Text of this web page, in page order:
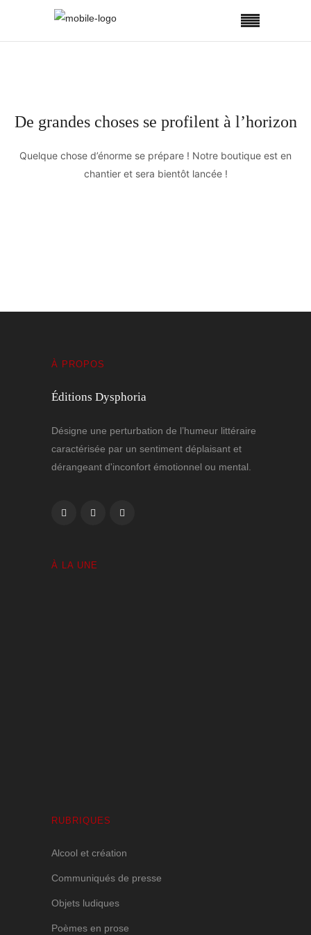
De grandes choses se profilent à l’horizon
Quelque chose d’énorme se prépare ! Notre boutique est en
chantier et sera bientôt lancée !
À PROPOS
Éditions Dysphoria
Désigne une perturbation de l’humeur littéraire
caractérisée par un sentiment déplaisant et
dérangeant d'inconfort émotionnel ou mental.
À LA UNE
RUBRIQUES
Alcool et création
Communiqués de presse
Objets ludiques
Poèmes en prose